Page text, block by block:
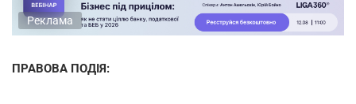
Реклама
ПРАВОВА ПОДІЯ: